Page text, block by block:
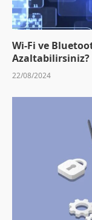
Wi-Fi ve
Azaltabilirsiniz?
22/08/2024